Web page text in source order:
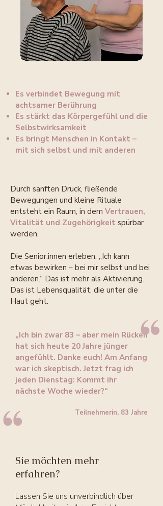
Es verbindet Bewegung mit
achtsamer Berührung
Es stärkt das Körpergefühl und die
Selbstwirksamkeit
Es bringt Menschen in Kontakt –
mit sich selbst und mit anderen
Durch sanften Druck, fließende
Bewegungen und kleine Rituale
entsteht ein Raum, in dem Vertrauen,
Vitalität und Zugehörigkeit spürbar
werden.
Die Senior:innen erleben: „Ich kann
etwas bewirken – bei mir selbst und bei
anderen.“ Das ist mehr als Aktivierung.
Das ist Lebensqualität, die unter die
Haut geht.
„Ich bin zwar 83 – aber mein Rücken
hat sich heute 20 Jahre jünger
angefühlt. Danke euch! Am Anfang
war ich skeptisch. Jetzt frag ich
jeden Dienstag: Kommt ihr
nächste Woche wieder?“
Teilnehmerin, 83 Jahre
Sie möchten mehr
erfahren?
Lassen Sie uns unverbindlich über